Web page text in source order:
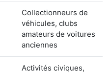
Collectionneurs de
véhicules, clubs
amateurs de voitures
anciennes
Activités civiques,